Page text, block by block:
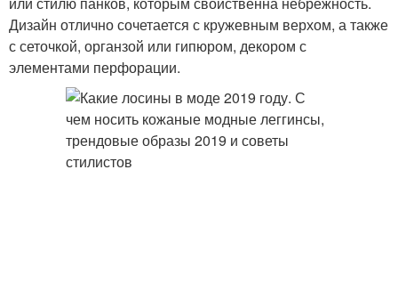
Дизайн отлично сочетается с кружевным верхом, а также
с сеточкой, органзой или гипюром, декором с
элементами перфорации.